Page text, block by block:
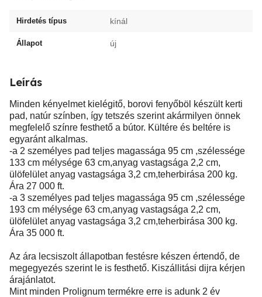
Hirdetés típus kínál
Állapot új
Leírás
Minden kényelmet kielégitő, borovi fenyőböl készült kerti
pad, natúr színben, így tetszés szerint akármilyen önnek
megfelelő színre festhető a bútor. Kültére és beltére is
egyaránt alkalmas.
-a 2 személyes pad teljes magassága 95 cm ,szélessége
133 cm mélysége 63 cm,anyag vastagsága 2,2 cm,
ülöfelület anyag vastagsága 3,2 cm,teherbirása 200 kg.
Ára 27 000 ft.
-a 3 személyes pad teljes magassága 95 cm ,szélessége
193 cm mélysége 63 cm,anyag vastagsága 2,2 cm,
ülöfelület anyag vastagsága 3,2 cm,teherbirása 300 kg.
Ára 35 000 ft.
Az ára lecsiszolt állapotban festésre készen értendő, de
megegyezés szerint le is festhető. Kiszállitási dijra kérjen
árajánlatot.
Mint minden Prolignum termékre erre is adunk 2 év